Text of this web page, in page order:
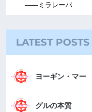
――ミラレーパ
LATEST POSTS
ヨーギン・マー
グルの本質